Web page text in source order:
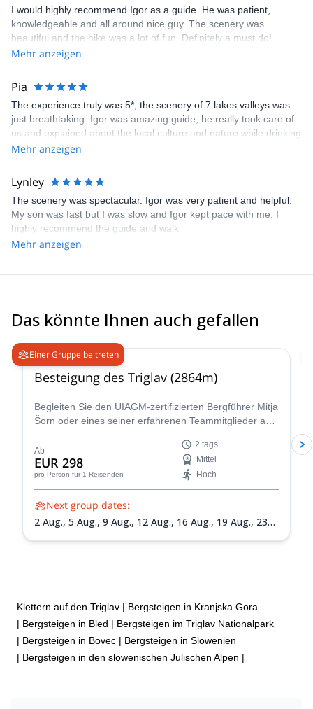
I would highly recommend Igor as a guide. He was patient,
knowledgeable and all around nice guy. The scenery was
beautiful and the hike was a lot of fun. Definitely a must do!
Mehr anzeigen
Pia
The experience truly was 5*, the scenery of 7 lakes valleys was
just breathtaking. Igor was amazing guide, he really took care of
us and explained about the local culture and nature while drinking
few beers at the hut &amp; waiting the sunset:) Especially the
very memorable! I have and i will continue recommend you guys
and Igor for my friends;) All the best to you guys and maybe next
time we will tackle another mountain together:) Love and
Sunshine from Finland.
Mehr anzeigen
Lynley
The scenery was spectacular. Igor was very patient and helpful.
My son was fast but I was slow and Igor kept pace with me. I
highly recommend the guide and walk.
Mehr anzeigen
Das könnte Ihnen auch gefallen
Einer Gruppe beitreten
4.9 (
Besteigung des Triglav (2864m)
Begleiten Sie den UIAGM-zertifizierten Bergführer Mitja
Šorn oder eines seiner erfahrenen Teammitglieder auf
Sloweniens höchstem Gipfel und dem Herzstück des
atemberaubenden Triglav-Nationalparks.
Ab
EUR 298
pro Person für 1 Reisenden
2 tags
Mittel
Hoch
Next group dates:
2 Aug., 5 Aug., 9 Aug., 12 Aug., 16 Aug., 19 Aug., 23
Klettern auf den Triglav | Bergsteigen in Kranjska Gora
| Bergsteigen in Bled | Bergsteigen im Triglav Nationalpark
| Bergsteigen in Bovec | Bergsteigen in Slowenien
| Bergsteigen in den slowenischen Julischen Alpen |